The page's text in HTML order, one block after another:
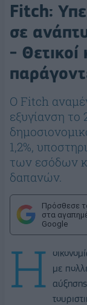
Fitch:
σε
- Θετικοί
Ο Fitch
εξυγίανση
1,2%,
των εσόδων
δαπανών.
Πρόσθεσε
στα
Google
Η
με